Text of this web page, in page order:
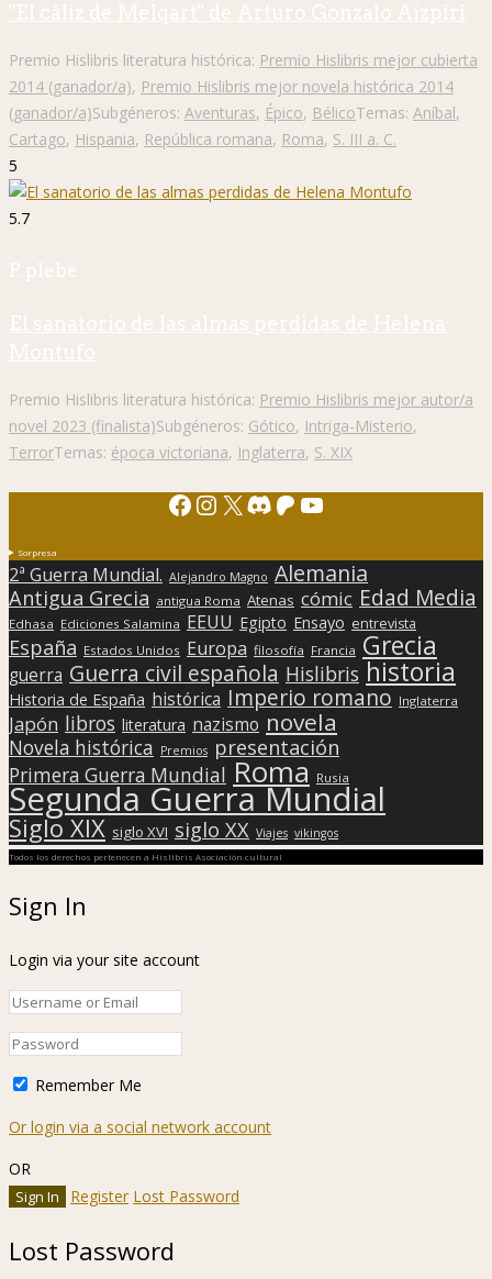
"El cáliz de Melqart" de Arturo Gonzalo Aizpiri
Premio Hislibris literatura histórica: Premio Hislibris mejor cubierta
2014 (ganador/a), Premio Hislibris mejor novela histórica 2014
(ganador/a)Subgéneros: Aventuras, Épico, BélicoTemas: Aníbal,
Cartago, Hispania, República romana, Roma, S. III a. C.
5
5.7
P. plebe
El sanatorio de las almas perdidas de Helena
Montufo
Premio Hislibris literatura histórica: Premio Hislibris mejor autor/a
novel 2023 (finalista)Subgéneros: Gótico, Intriga-Misterio,
TerrorTemas: época victoriana, Inglaterra, S. XIX
Facebook
Instagram
X Discord
Patreon
YouTube
Sorpresa
2ª Guerra Mundial. Alejandro Magno Alemania
Antigua Grecia antigua Roma Atenas cómic Edad Media
Edhasa Ediciones Salamina EEUU Egipto Ensayo entrevista
España Estados Unidos Europa filosofía Francia Grecia
guerra Guerra civil española Hislibris historia
Historia de España histórica Imperio romano Inglaterra
Japón libros literatura nazismo novela
Novela histórica Premios presentación
Primera Guerra Mundial Roma Rusia
Segunda Guerra Mundial
Siglo XIX siglo XVI siglo XX Viajes vikingos
Todos los derechos pertenecen a Hislibris Asociación cultural
Sign In
Login via your site account
Remember Me
Or login via a social network account
OR
Register Lost Password
Lost Password